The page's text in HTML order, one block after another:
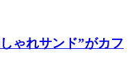
ゃれサンド”がカフ